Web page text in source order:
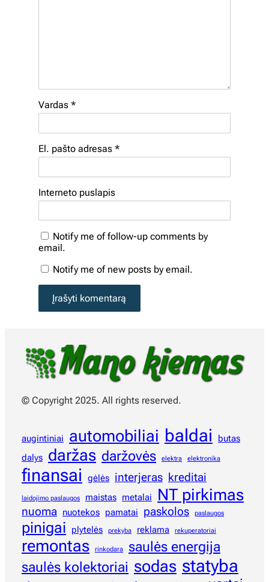
Vardas *
El. pašto adresas *
Interneto puslapis
Notify me of follow-up comments by
email.
Notify me of new posts by email.
© Copyright 2025. All rights reserved.
augintiniai automobiliai baldai
butas
dalys daržas daržovės elektra elektronika
finansai gėlės interjeras kreditai
laidojimo paslaugos maistas metalai NT pirkimas
nuoma nuotekos pamatai paskolos paslaugos
pinigai plytelės prekyba reklama rekuperatoriai
remontas rinkodara
saulės energija
saulės kolektoriai sodas statyba